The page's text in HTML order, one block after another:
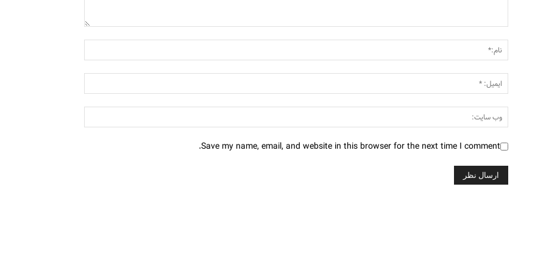
Save my name, email, and website in this browser for the next time I comment.